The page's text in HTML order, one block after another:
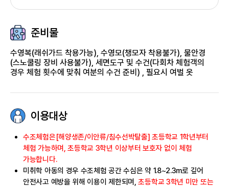
준비물
수영복(래쉬가드 착용가능), 수영모(챙모자 착용불가), 물안경
(스노쿨링 장비 사용불가), 세면도구 및 수건(다회차 체험객의
경우 체험 횟수에 맞춰 여분의 수건 준비) , 필요시 여벌 옷
이용대상
수조체험은[해양생존/이안류/침수선박탈출] 초등학교 1학년부터
체험 가능하며, 초등학교 3학년 이상부터 보호자 없이 체험
가능합니다.
미취학 아동의 경우 수조체험 공간 수심은 약 1.8~2.3m로 깊어
안전사고 예방을 위해 이용이 제한되며,초등학교 3학년 미만 또는